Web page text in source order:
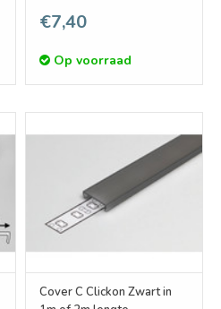
€7,40
Op voorraad
Cover C Clickon Zwart in